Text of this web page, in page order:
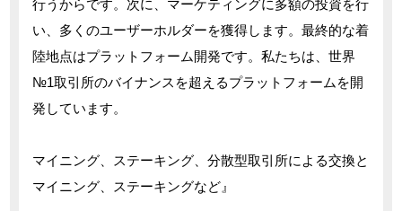
行うからです。次に、マーケティングに多額の投資を行
い、多くのユーザーホルダーを獲得します。最終的な着
陸地点はプラットフォーム開発です。私たちは、世界
№1取引所のバイナンスを超えるプラットフォームを開
発しています。
マイニング、ステーキング、分散型取引所による交換と
マイニング、ステーキングなど』